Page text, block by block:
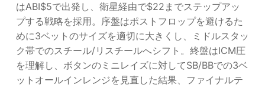
はABI$5で出発し、衛星経由で$22までステップアッ
プする戦略を採用。序盤はポストフロップを避けるた
めに3ベットのサイズを適切に大きくし、ミドルスタッ
ク帯でのスチール/リスチールへシフト。終盤はICM圧
を理解し、ボタンのミニレイズに対してSB/BBでの3ベ
ットオールインレンジを見直した結果、ファイナルテ